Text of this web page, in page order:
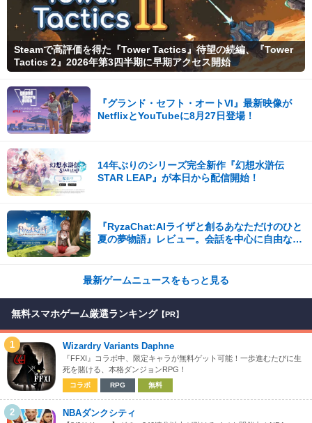
Steamで高評価を得た『Tower Tactics』待望の続編、『Tower
Tactics 2』2026年第3四半期に早期アクセス開始
『グランド・セフト・オートVI』最新映像が
NetflixとYouTubeに8月27日登場！
14年ぶりのシリーズ完全新作『幻想水滸伝
STAR LEAP』が本日から配信開始！
『RyzaChat:AIライザと創るあなただけのひと
夏の夢物語』レビュー。会話を中心に自由な冒
最新ゲームニュースをもっと見る
無料スマホゲーム厳選ランキング 【PR】
1 Wizardry Variants Daphne
『FFXI』コラボ中、限定キャラが無料ゲット可能！一歩進むたびに生
死を賭ける、本格ダンジョンRPG！
コラボ RPG 無料
2 NBAダンクシティ